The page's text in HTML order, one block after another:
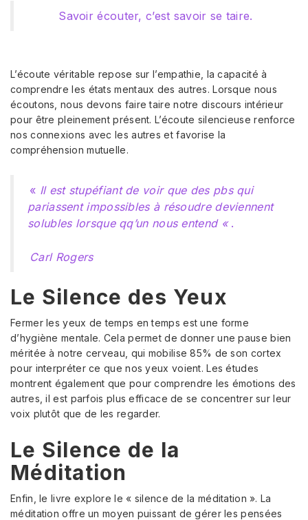
Savoir écouter, c’est savoir se taire.
L’écoute véritable repose sur l’empathie, la capacité à
comprendre les états mentaux des autres. Lorsque nous
écoutons, nous devons faire taire notre discours intérieur
pour être pleinement présent. L’écoute silencieuse renforce
nos connexions avec les autres et favorise la
compréhension mutuelle.
« Il est stupéfiant de voir que des pbs qui
pariassent impossibles à résoudre deviennent
solubles lorsque qq’un nous entend « .
Carl Rogers
Le Silence des Yeux
Fermer les yeux de temps en temps est une forme
d’hygiène mentale. Cela permet de donner une pause bien
méritée à notre cerveau, qui mobilise 85% de son cortex
pour interpréter ce que nos yeux voient. Les études
montrent également que pour comprendre les émotions des
autres, il est parfois plus efficace de se concentrer sur leur
voix plutôt que de les regarder.
Le Silence de la
Méditation
Enfin, le livre explore le « silence de la méditation ». La
méditation offre un moyen puissant de gérer les pensées